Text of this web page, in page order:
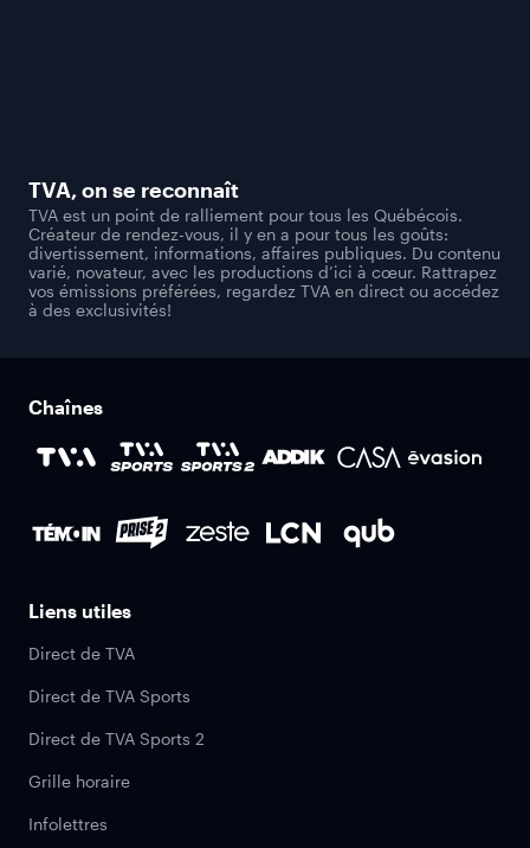
TVA, on se reconnaît
TVA est un point de ralliement pour tous les Québécois.
Créateur de rendez-vous, il y en a pour tous les goûts:
divertissement, informations, affaires publiques. Du contenu
varié, novateur, avec les productions d’ici à cœur. Rattrapez
vos émissions préférées, regardez TVA en direct ou accédez
à des exclusivités!
Chaînes
Liens utiles
Direct de TVA
Direct de TVA Sports
Direct de TVA Sports 2
Grille horaire
Infolettres